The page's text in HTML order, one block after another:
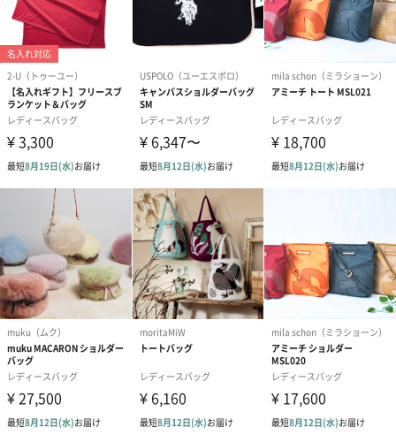
生花
生花のブーケを同梱します。
※9-15時にご注文いただく場合、最短のお届け可能日が通常より
も1日遅くなります。
シーズンブーケ（ひま
わり）（1,880円）
ブーケ（ホワイトグリ
ーン）（1,650円）
ブーケ（ピン
（1,650円）
ドライフラワー・プリザーブドフラワー
自然のお花で作ったドライフラワー・プリザーブドフラワーを同
梱します。
一部花材が写真と異なる場合がございます。予めご了承くださ
い。パッケージに入れてお届けします。